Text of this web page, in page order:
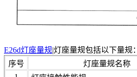
E26d灯座量规|灯座量规包括以下量规：
序号
灯座量规名称